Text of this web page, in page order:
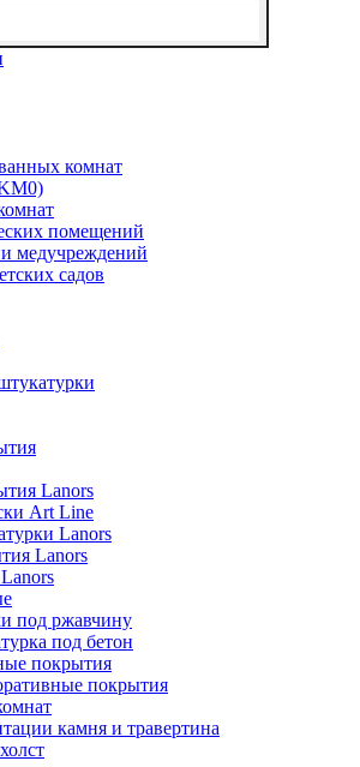
комнат
помещений
медучреждений
садов
Lanors
Art Line
Lanors
Lanors
под ржавчину
под бетон
покрытия
покрытия
камня и травертина